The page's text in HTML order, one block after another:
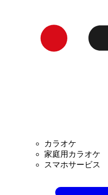
カラオケ
家庭用カラオケ
スマホサービス